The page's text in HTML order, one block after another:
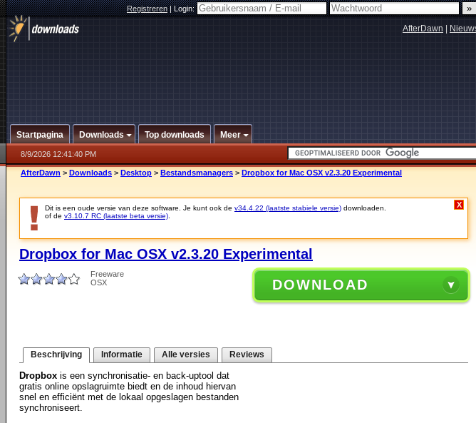
Registreren|Login:
AfterDawn
Startpagina Downloads Top downloads Meer
8/9/2026 12:41:40 PM
AfterDawn > Downloads > Desktop > Bestandsmanagers > Dropbox for Mac OSX v2.3.20 Experimental
Dit is een oude versie van deze software. Je kunt ook de v34.4.22 (laatste stabiele versie) downloaden.
of de v3.10.7 RC (laatste beta versie)
X
Dropbox for Mac OSX v2.3.20 Experimental
Freeware
OSX
DOWNLOAD
Beschrijving Informatie Alle versies Reviews
Dropbox is een synchronisatie- en back-uptool dat
gratis online opslagruimte biedt en de inhoud hiervan
snel en efficiënt met de lokaal opgeslagen bestanden
synchroniseert.